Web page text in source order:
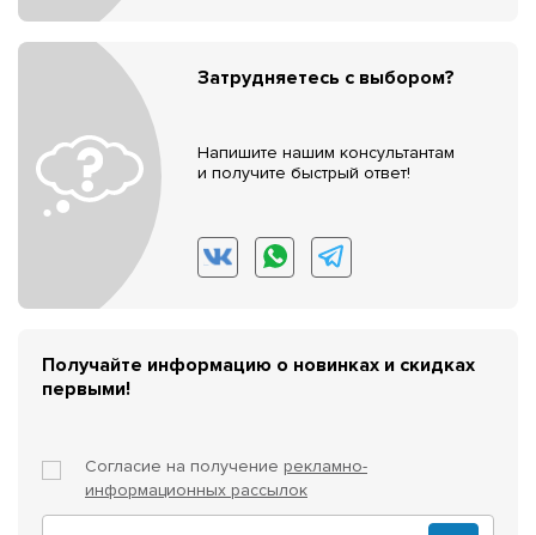
Затрудняетесь с выбором?
Напишите нашим консультантам
и получите быстрый ответ!
Получайте информацию о новинках и скидках
первыми!
Согласие на получение рекламно-
информационных рассылок